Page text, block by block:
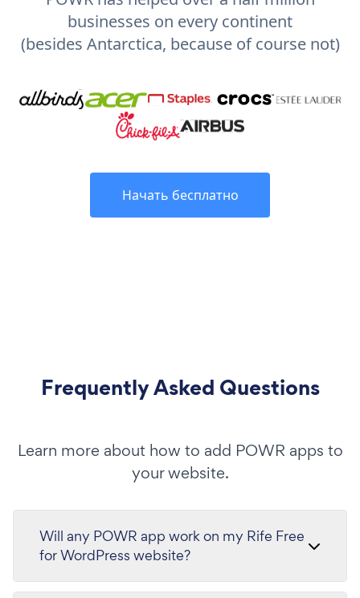
businesses on every continent
(besides Antarctica, because of course not)
Начать бесплатно
Frequently Asked Questions
Learn more about how to add POWR apps to
your website.
Will any POWR app work on my Rife Free
for WordPress website?